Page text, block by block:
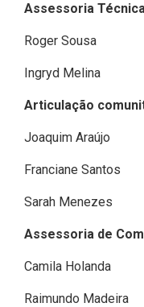
Assessoria
Roger Sousa
Ingryd Melina
Articulação
Joaquim Araújo
Franciane Santos
Sarah Menezes
Assessoria de
Camila Holanda
Raimundo Madeira